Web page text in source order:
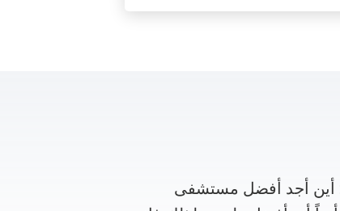
أين أجد أفضل مستشفى